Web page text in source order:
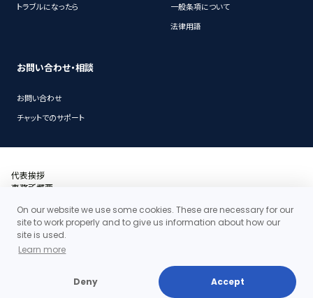
トラブルになったら
一般条項について
法律用語
お問い合わせ・相談
お問い合わせ
チャットでのサポート
代表挨拶
事務所概要
アクセス・地図
当事務所の料金体系の特徴
お問い合わせ
個人情報保護ポリシー
Copyright©2026 Clair Law Firm All rights reserved.
On our website we use some cookies. These are necessary for our
site to work properly and to give us information about how our
site is used.
Learn more
Deny Accept